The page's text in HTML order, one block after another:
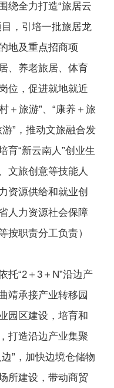
绕全力打造“旅居云
，引培一批旅居龙
地及重点招商项
、养老旅居、体育
位，促进就地就近
＋旅游”、“康养＋旅
游”，推动文旅融合发
育“新云南人”创业生
文旅创意等技能人
资源供给和就业创
人力资源社会保障
按职责分工负责）
托“2＋3＋N”沿边产
靖承接产业转移园
园区建设，培育和
打造沿边产业集聚
”，加快边境仓储物
所建设，带动商贸